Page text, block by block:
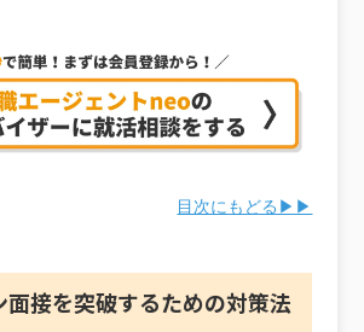
目次にもどる▶▶
面接を突破するための対策法